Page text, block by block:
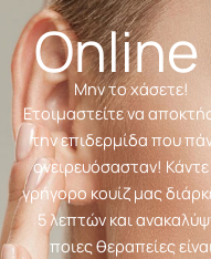
Μην το χάσετε!
Ετοιμαστείτε να
την επιδερμίδα που
ονειρευόσασταν!
γρήγορο κουίζ μας
5 λεπτών και
ποιες θεραπείες είναι